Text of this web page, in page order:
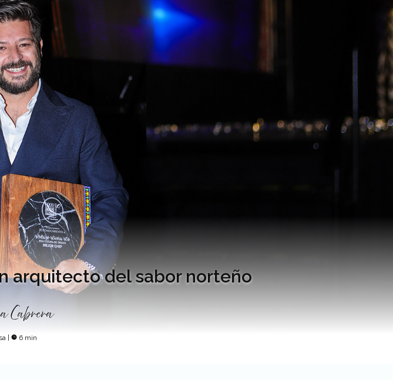
arquitecto del sabor norteño
Cabrera
6 min